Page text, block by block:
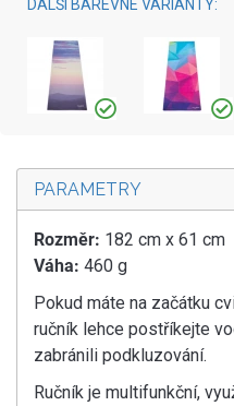
DALŠÍ BAREVNÉ VARIANTY:
PARAMETRY
Rozměr: 182 cm x 61 cm
Váha: 460 g
Pokud máte na začátku
ručník lehce postříkejte
zabránili podkluzování.
Ručník je multifunkční,